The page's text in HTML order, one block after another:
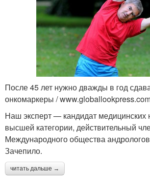
После 45 лет нужно дважды в год
онкомаркеры /
Наш эксперт — кандидат медицин­ских
высшей категории, действительный
Международного общества
Зачепило.
читать дальше →